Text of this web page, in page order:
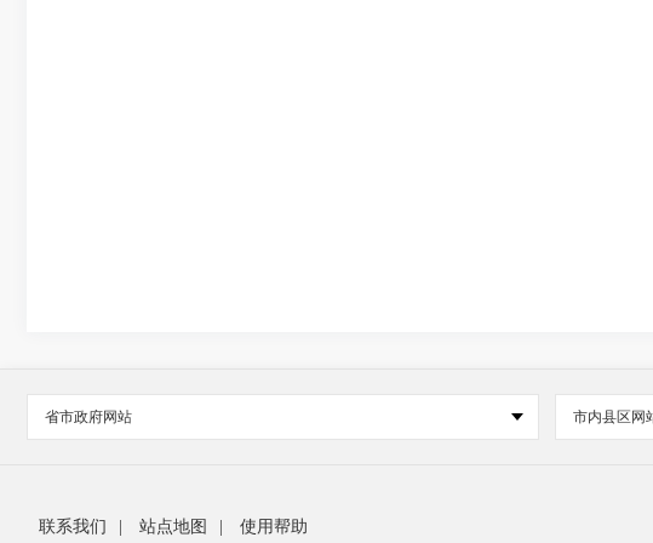
省市政府网站 市内县区网
联系我们 站点地图 使用帮助